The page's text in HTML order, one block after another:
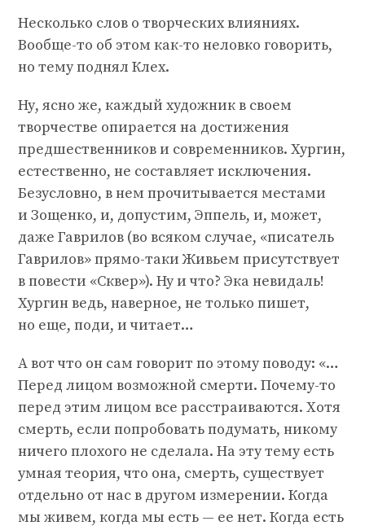
Несколько слов о творческих влияниях.
Вообще-то об этом как-то неловко говорить,
но тему поднял Клех.
Ну, ясно же, каждый художник в своем
творчестве опирается на достижения
предшественников и современников. Хургин,
естественно, не составляет исключения.
Безусловно, в нем прочитывается местами
и Зощенко, и, допустим, Эппель, и, может,
даже Гаврилов (во всяком случае, «писатель
Гаврилов» прямо-таки Живьем присутствует
в повести «Сквер»). Ну и что? Эка невидаль!
Хургин ведь, наверное, не только пишет,
но еще, поди, и читает…
А вот что он сам говорит по этому поводу: «…
Перед лицом возможной смерти. Почему-то
перед этим лицом все расстраиваются. Хотя
смерть, если попробовать подумать, никому
ничего плохого не сделала. На эту тему есть
умная теория, что она, смерть, существует
отдельно от нас в другом измерении. Когда
мы живем, когда мы есть — ее нет. Когда есть